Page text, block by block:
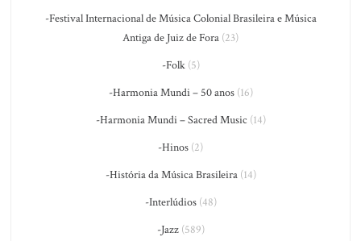
-Festival Internacional de Música Colonial Brasileira e Música
Antiga de Juiz de Fora (23)
-Folk(5)
-Harmonia Mundi – 50 anos(16)
-Harmonia Mundi – Sacred Music (14)
-Hinos (2)
-História da Música Brasileira(14)
-Interlúdios(48)
-Jazz(589)